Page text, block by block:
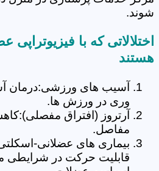
شوند.
اختلالاتی که با
هستند
آسیب های ورزشی:درمان
وری در ورزش ها.
آرتروز (افتراق
مفاصل.
بیماری های عضلانی-
قابلیت حرکت در شرایطی